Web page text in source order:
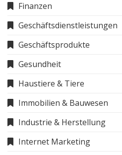
Finanzen
Geschäftsdienstleistungen
Geschäftsprodukte
Gesundheit
Haustiere & Tiere
Immobilien & Bauwesen
Industrie & Herstellung
Internet Marketing